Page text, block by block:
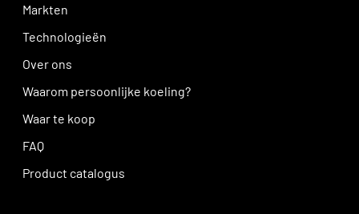
Markten
Technologieën
Over ons
Waarom persoonlijke koeling?
Waar te koop
FAQ
Product catalogus